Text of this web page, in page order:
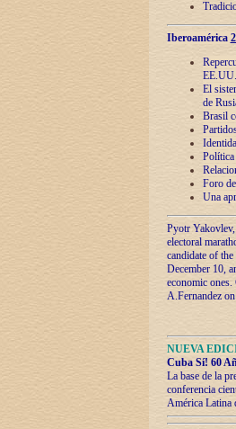
Iberoamérica
EE.UU.
El
de
Brasil
Política
Foro
Una
Pyotr
electoral
candidate of
December 10,
economic
A.Fernandez
NUEVA
Cuba Sí! 60
La base de la
conferencia
América Latina